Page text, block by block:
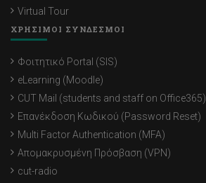
Virtual Tour
ΧΡΗΣΙΜΟΙ ΣΥΝΔΕΣΜΟΙ
Φοιτητικό Portal (SIS)
eLearning (Moodle)
CUT Mail (students and staff on Office365)
Επανέκδοση Κωδικού (Password Reset)
Multi Factor Authentication (MFA)
Απομακρυσμένη Πρόσβαση (VPN)
cut-radio